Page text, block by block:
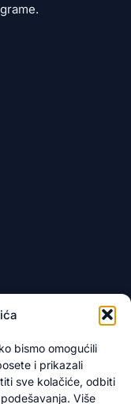
bismo omogućili
i prikazali
sve kolačiće, odbiti
Više